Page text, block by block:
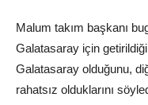
Malum takım başkanı
Galatasaray için
Galatasaray olduğunu,
rahatsız olduklarını